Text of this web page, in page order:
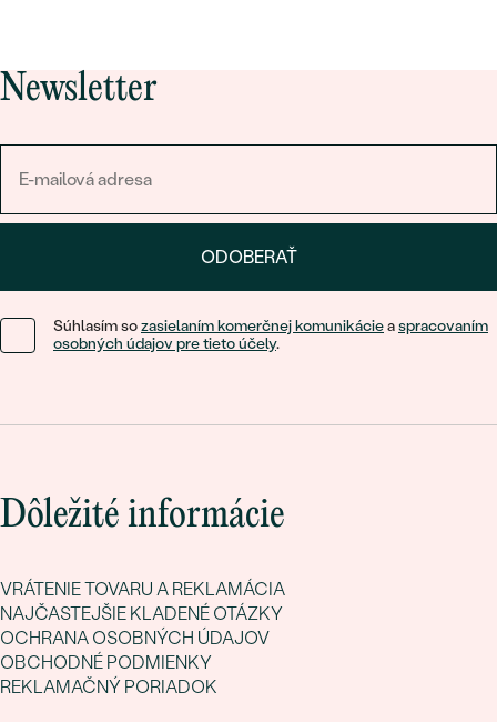
Newsletter
ODOBERAŤ
Súhlasím sozasielaním komerčnej komunikácieaspracovaním
osobných údajov pre tieto účely.
Dôležité informácie
VRÁTENIE TOVARU A REKLAMÁCIA
NAJČASTEJŠIE KLADENÉ OTÁZKY
OCHRANA OSOBNÝCH ÚDAJOV
OBCHODNÉ PODMIENKY
REKLAMAČNÝ PORIADOK